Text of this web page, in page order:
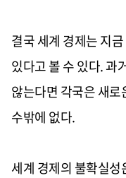
결국 세계 경제는 지
있다고 볼 수 있다. 과
않는다면 각국은 새
수밖에 없다.
세계 경제의 불확실